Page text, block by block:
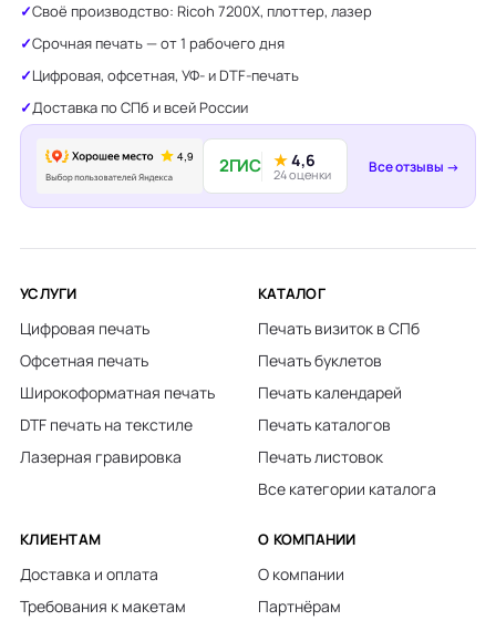
Своё производство: Ricoh 7200X, плоттер, лазер
Срочная печать — от 1 рабочего дня
Цифровая, офсетная, УФ- и DTF-печать
Доставка по СПб и всей России
2ГИС ★4,6
24 оценки Все отзывы →
УСЛУГИ
Цифровая печать
Офсетная печать
Широкоформатная печать
DTF печать на текстиле
Лазерная гравировка
КАТАЛОГ
Печать визиток в СПб
Печать буклетов
Печать календарей
Печать каталогов
Печать листовок
Все категории каталога
КЛИЕНТАМ
Доставка и оплата
Требования к макетам
О КОМПАНИИ
О компании
Партнёрам